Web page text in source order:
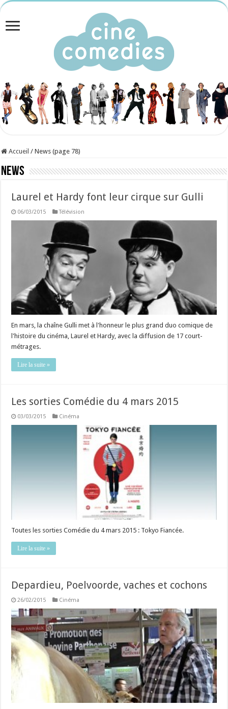
Accueil / News (page 78)
News
Laurel et Hardy font leur cirque sur Gulli
06/03/2015 Télévision
En mars, la chaîne Gulli met à l'honneur le plus grand duo comique de
l'histoire du cinéma, Laurel et Hardy, avec la diffusion de 17 court-
métrages.
Lire la suite »
Les sorties Comédie du 4 mars 2015
03/03/2015 Cinéma
Toutes les sorties Comédie du 4 mars 2015 : Tokyo Fiancée.
Lire la suite »
Depardieu, Poelvoorde, vaches et cochons
26/02/2015 Cinéma